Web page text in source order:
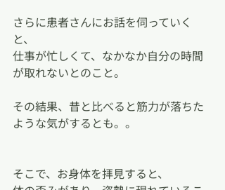
さらに患者さんにお話を伺っていく
と、
仕事が忙しくて、なかなか自分の時間
が取れないとのこと。
その結果、昔と比べると筋力が落ちた
ような気がするとも。。
そこで、お身体を拝見すると、